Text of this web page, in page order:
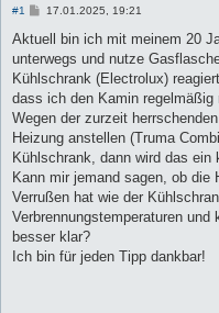
#1
B
i
r
a
17.01.2025, 19:21
Aktuell bin ich mit meinem 20
unterwegs und nutze
Kühlschrank (Electrolux)
dass ich den Kamin regelmäßig
Wegen der zurzeit
Heizung anstellen (Truma
Kühlschrank, dann wird das ein
Kann mir jemand sagen, ob die
Verrußen hat wie der
Verbrennungstemperaturen
besser klar?
Ich bin für jeden Tipp dankbar!